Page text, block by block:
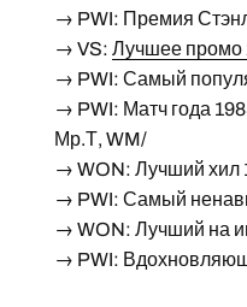
→ PWI: Премия
→ VS: Лучшее промо
→ PWI: Самый
→ PWI: Матч года
Мр.Т, WM/
→ WON: Лучший хил
→ PWI: Самый
→ WON: Лучший на
→ PWI: